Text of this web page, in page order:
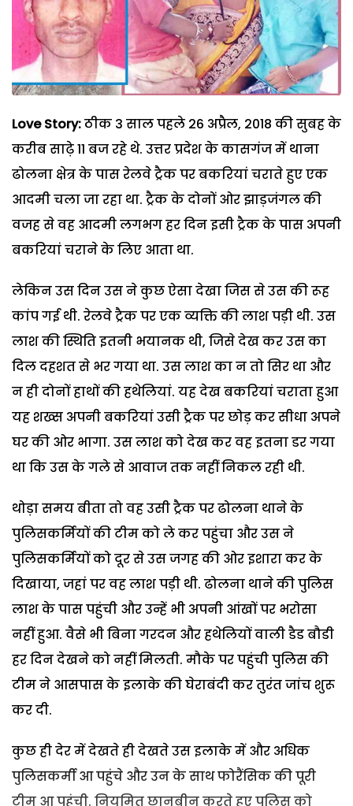
Love Story:ठीक 3 साल पहले 26 अप्रैल, 2018 की सुबह के
करीब साढ़े 11 बज रहे थे. उत्तर प्रदेश के कासगंज में थाना
ढोलना क्षेत्र के पास रेलवे ट्रैक पर बकरियां चराते हुए एक
आदमी चला जा रहा था. ट्रैक के दोनों ओर झाड़जंगल की
वजह से वह आदमी लगभग हर दिन इसी ट्रैक के पास अपनी
बकरियां चराने के लिए आता था.
लेकिन उस दिन उस ने कुछ ऐसा देखा जिस से उस की रूह
कांप गई थी. रेलवे ट्रैक पर एक व्यक्ति की लाश पड़ी थी. उस
लाश की स्थिति इतनी भयानक थी, जिसे देख कर उस का
दिल दहशत से भर गया था. उस लाश का न तो सिर था और
न ही दोनों हाथों की हथेलियां. यह देख बकरियां चराता हुआ
यह शख्स अपनी बकरियां उसी ट्रैक पर छोड़ कर सीधा अपने
घर की ओर भागा. उस लाश को देख कर वह इतना डर गया
था कि उस के गले से आवाज तक नहीं निकल रही थी.
थोड़ा समय बीता तो वह उसी ट्रैक पर ढोलना थाने के
पुलिसकर्मियों की टीम को ले कर पहुंचा और उस ने
पुलिसकर्मियों को दूर से उस जगह की ओर इशारा कर के
दिखाया, जहां पर वह लाश पड़ी थी. ढोलना थाने की पुलिस
लाश के पास पहुंची और उन्हें भी अपनी आंखों पर भरोसा
नहीं हुआ. वैसे भी बिना गरदन और हथेलियों वाली डैड बौडी
हर दिन देखने को नहीं मिलती. मौके पर पहुंची पुलिस की
टीम ने आसपास के इलाके की घेराबंदी कर तुरंत जांच शुरू
कर दी.
कुछ ही देर में देखते ही देखते उस इलाके में और अधिक
पुलिसकर्मी आ पहुंचे और उन के साथ फोरैंसिक की पूरी
टीम आ पहुंची. नियमित छानबीन करते हुए पुलिस को